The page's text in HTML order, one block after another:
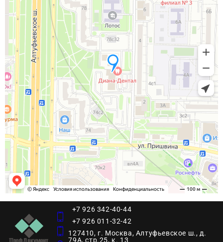
+7 926 342-40-44
+7 926 011-32-42
127410, г. Москва, Алтуфьевское ш., д.
79А, стр.25, к. 13​